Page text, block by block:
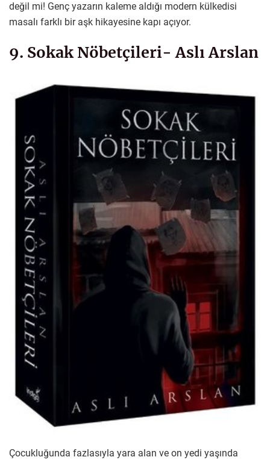
değil mi! Genç yazarın kaleme aldığı modern külkedisi
masalı farklı bir aşk hikayesine kapı açıyor.
9. Sokak Nöbetçileri- Aslı Arslan
Çocukluğunda fazlasıyla yara alan ve on yedi yaşında